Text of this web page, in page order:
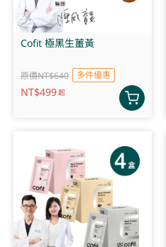
Cofit 極黑生薑黃
原價NT$640 多件優惠
NT$499起